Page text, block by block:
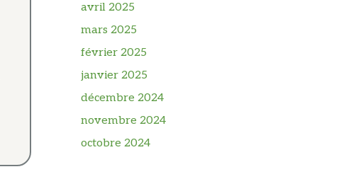
avril 2025
mars 2025
février 2025
janvier 2025
décembre 2024
novembre 2024
octobre 2024